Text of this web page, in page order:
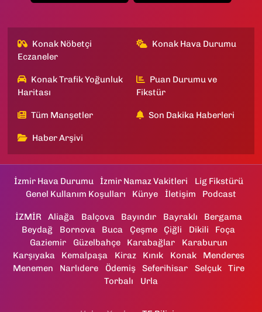
Konak Nöbetçi
Eczaneler
Konak Hava Durumu
Konak Trafik Yoğunluk
Haritası
Puan Durumu ve
Fikstür
Tüm Manşetler Son Dakika Haberleri
Haber Arşivi
İzmir Hava Durumu İzmir Namaz Vakitleri
Lig Fikstürü
Genel Kullanım Koşulları
Künye İletişim Podcast
İZMİR Aliağa Balçova Bayındır Bayraklı
Bergama
Beydağ
Bornova Buca Çeşme Çiğli Dikili
Foça
Gaziemir
Güzelbahçe Karabağlar
Karaburun
Karşıyaka
Kemalpaşa Kiraz Kınık Konak
Menderes
Menemen
Narlıdere Ödemiş Seferihisar Selçuk
Tire
Torbalı
Urla